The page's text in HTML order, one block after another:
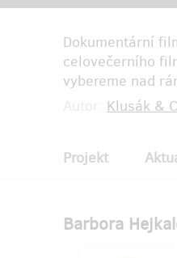
Dokumentární
celovečerního
vybereme nad
Klusák &
Projekt
Barbora